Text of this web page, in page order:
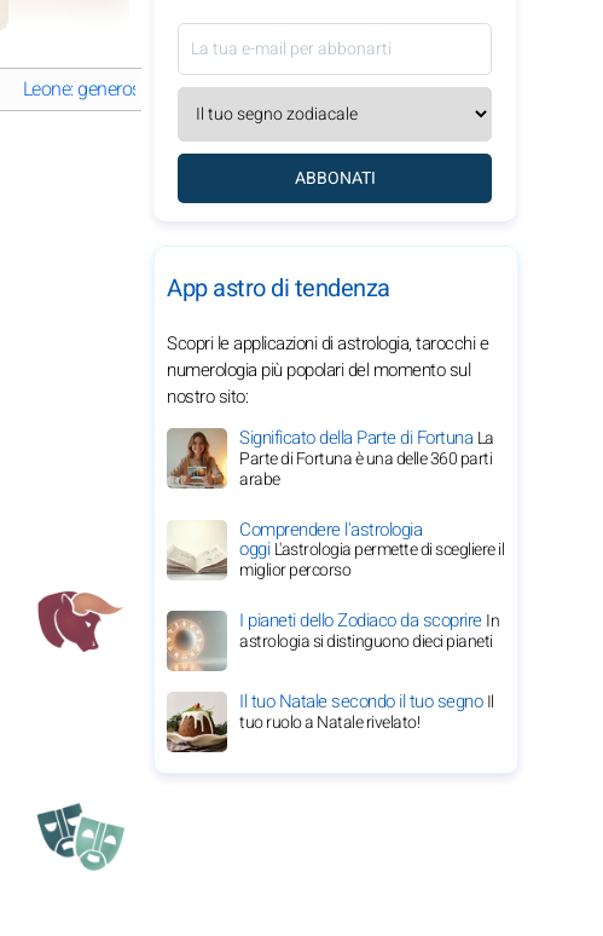
Leone: generosità sfavillante Vergine: tenerezza metodica
ABBONATI
App astro di tendenza
Scopri le applicazioni di astrologia, tarocchi e
numerologia più popolari del momento sul
nostro sito:
Significato della Parte di Fortuna La
Parte di Fortuna è una delle 360 parti
arabe
Comprendere l'astrologia
oggiL'astrologia permette di scegliere il
miglior percorso
I pianeti dello Zodiaco da scoprireIn
astrologia si distinguono dieci pianeti
Il tuo Natale secondo il tuo segnoIl
tuo ruolo a Natale rivelato!